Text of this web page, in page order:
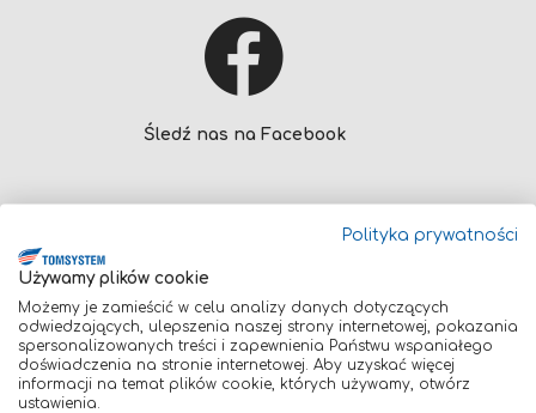
Polityka prywatności
Używamy plików cookie
Możemy je zamieścić w celu analizy danych dotyczących
odwiedzających, ulepszenia naszej strony internetowej, pokazania
spersonalizowanych treści i zapewnienia Państwu wspaniałego
doświadczenia na stronie internetowej. Aby uzyskać więcej
informacji na temat plików cookie, których używamy, otwórz
ustawienia.
Śledź nas na Facebook
Obserwuj nasz Instagram